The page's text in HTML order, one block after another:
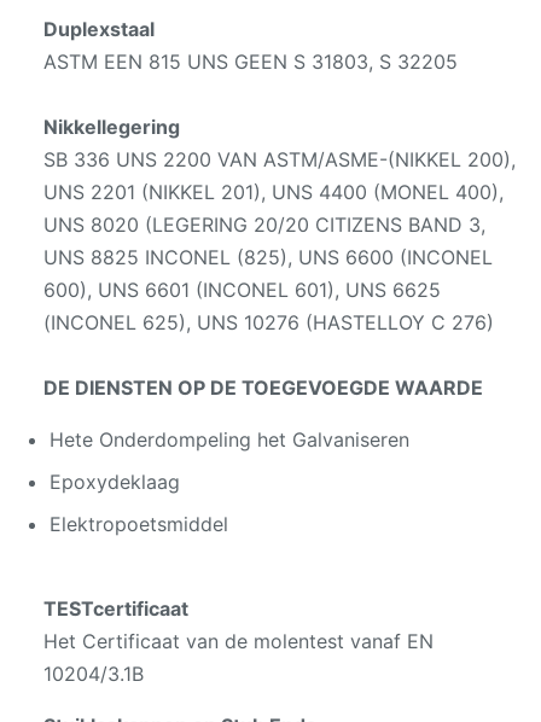
Duplexstaal
ASTM EEN 815 UNS GEEN S 31803, S 32205
Nikkellegering
SB 336 UNS 2200 VAN ASTM/ASME-(NIKKEL 200),
UNS 2201 (NIKKEL 201), UNS 4400 (MONEL 400),
UNS 8020 (LEGERING 20/20 CITIZENS BAND 3,
UNS 8825 INCONEL (825), UNS 6600 (INCONEL
600), UNS 6601 (INCONEL 601), UNS 6625
(INCONEL 625), UNS 10276 (HASTELLOY C 276)
DE DIENSTEN OP DE TOEGEVOEGDE WAARDE
Hete Onderdompeling het Galvaniseren
Epoxydeklaag
Elektropoetsmiddel
TESTcertificaat
Het Certificaat van de molentest vanaf EN
10204/3.1B